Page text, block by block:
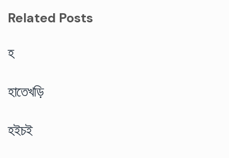
Related Posts
হ
হাতেখড়ি
হইচই